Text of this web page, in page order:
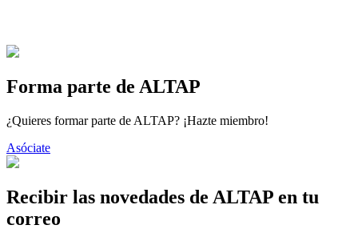
Forma parte de ALTAP
¿Quieres formar parte de ALTAP? ¡Hazte miembro!
Asóciate
Recibir las novedades de ALTAP en tu
correo